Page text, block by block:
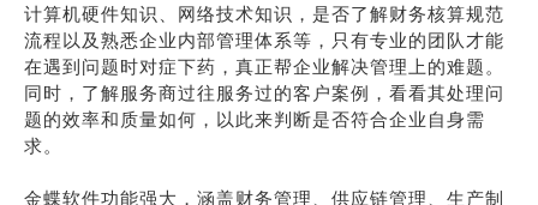
计算机硬件知识、网络技术知识，是否了解财务核算规范
流程以及熟悉企业内部管理体系等，只有专业的团队才能
在遇到问题时对症下药，真正帮企业解决管理上的难题。
同时，了解服务商过往服务过的客户案例，看看其处理问
题的效率和质量如何，以此来判断是否符合企业自身需
求。
金蝶软件功能强大，涵盖财务管理、供应链管理、生产制